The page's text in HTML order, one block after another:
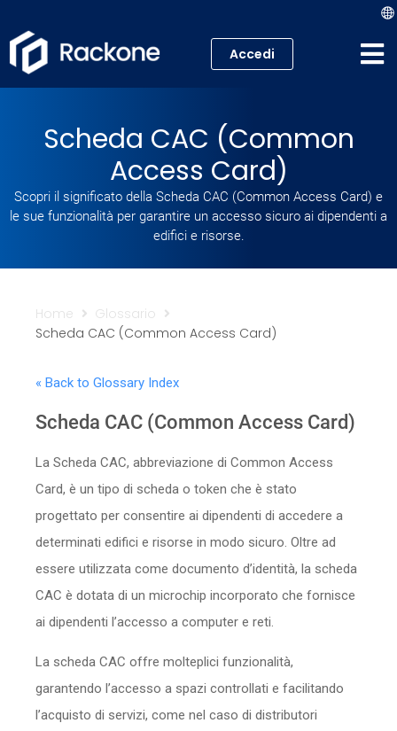
VPS
Sicurezza
Servizi
Accedi
Scheda CAC (Common
Access Card)
Scopri il significato della Scheda CAC (Common Access Card) e
le sue funzionalità per garantire un accesso sicuro ai dipendenti a
edifici e risorse.
Home
Glossario
Scheda CAC (Common Access Card)
« Back to Glossary Index
Scheda CAC (Common Access Card)
La Scheda CAC, abbreviazione di Common Access
Card, è un tipo di scheda o token che è stato
progettato per consentire ai dipendenti di accedere a
determinati edifici e risorse in modo sicuro. Oltre ad
essere utilizzata come documento d’identità, la scheda
CAC è dotata di un microchip incorporato che fornisce
ai dipendenti l’accesso a computer e reti.
La scheda CAC offre molteplici funzionalità,
garantendo l’accesso a spazi controllati e facilitando
l’acquisto di servizi, come nel caso di distributori